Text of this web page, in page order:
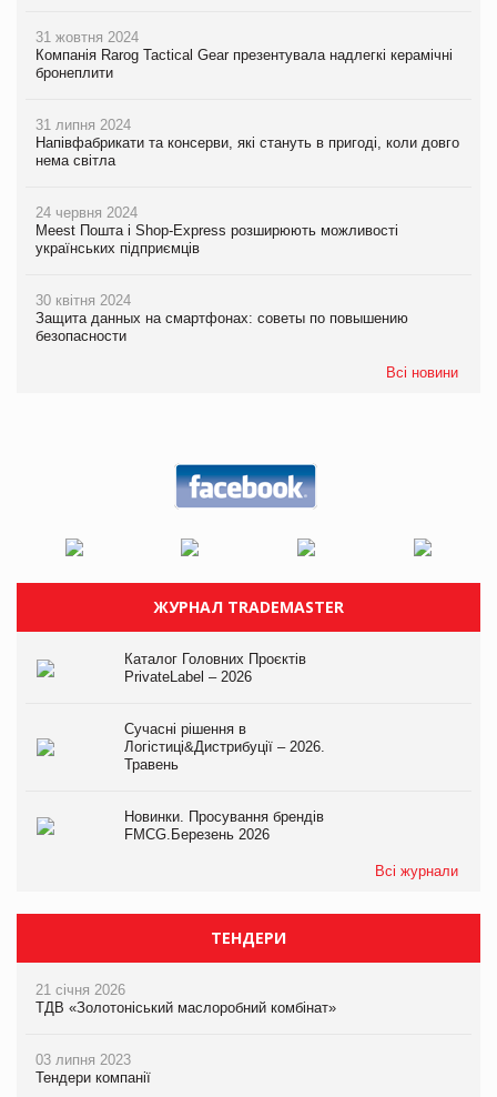
31 жовтня 2024
Компанія Rarog Tactical Gear презентувала надлегкі керамічні
бронеплити
31 липня 2024
Напівфабрикати та консерви, які стануть в пригоді, коли довго
нема світла
24 червня 2024
Meest Пошта і Shop-Express розширюють можливості
українських підприємців
30 квітня 2024
Защита данных на смартфонах: советы по повышению
безопасности
Всі новини
ЖУРНАЛ TRADEMASTER
Каталог Головних Проєктів
PrivateLabel – 2026
Сучасні рішення в
Логістиці&Дистрибуції – 2026.
Травень
Новинки. Просування брендів
FMCG.Березень 2026
Всі журнали
ТЕНДЕРИ
21 січня 2026
ТДВ «Золотоніський маслоробний комбінат»
03 липня 2023
Тендери компанії